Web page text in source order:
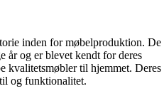
inden for møbelproduktion. De
år og er blevet kendt for deres
kvalitetsmøbler til hjemmet. Deres
og funktionalitet.